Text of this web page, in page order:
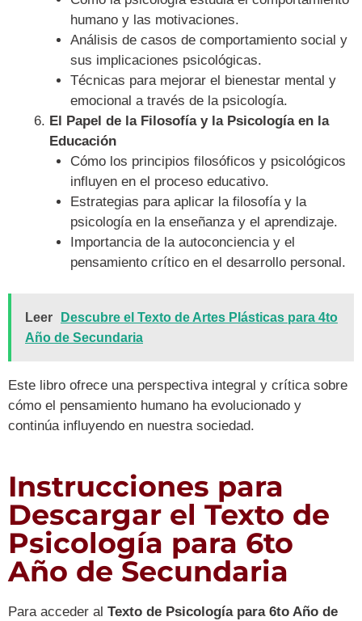
humano y las motivaciones.
Análisis de casos de comportamiento social y
sus implicaciones psicológicas.
Técnicas para mejorar el bienestar mental y
emocional a través de la psicología.
El Papel de la Filosofía y la Psicología en la
Educación
Cómo los principios filosóficos y psicológicos
influyen en el proceso educativo.
Estrategias para aplicar la filosofía y la
psicología en la enseñanza y el aprendizaje.
Importancia de la autoconciencia y el
pensamiento crítico en el desarrollo personal.
Leer
Descubre el Texto de Artes Plásticas para 4to
Año de Secundaria
Este libro ofrece una perspectiva integral y crítica sobre
cómo el pensamiento humano ha evolucionado y
continúa influyendo en nuestra sociedad.
Instrucciones para
Descargar el Texto de
Psicología para 6to
Año de Secundaria
Para acceder al Texto de Psicología para 6to Año de